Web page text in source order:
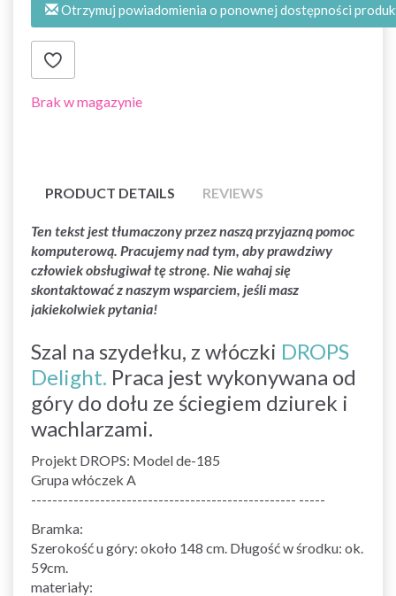
Otrzymuj powiadomienia o ponownej dostępności
Brak w magazynie
PRODUCT DETAILS REVIEWS
Ten tekst jest tłumaczony przez naszą przyjazną pomoc
komputerową. Pracujemy nad tym, aby prawdziwy
człowiek obsługiwał tę stronę. Nie wahaj się
skontaktować z naszym wsparciem, jeśli masz
jakiekolwiek pytania!
Szal na szydełku, z włóczki DROPS
Delight. Praca jest wykonywana od
góry do dołu ze ściegiem dziurek i
wachlarzami.
Projekt DROPS: Model de-185
Grupa włóczek A
-------------------------------------------------- -----
Bramka:
Szerokość u góry: około 148 cm. Długość w środku: ok.
59cm.
materiały: